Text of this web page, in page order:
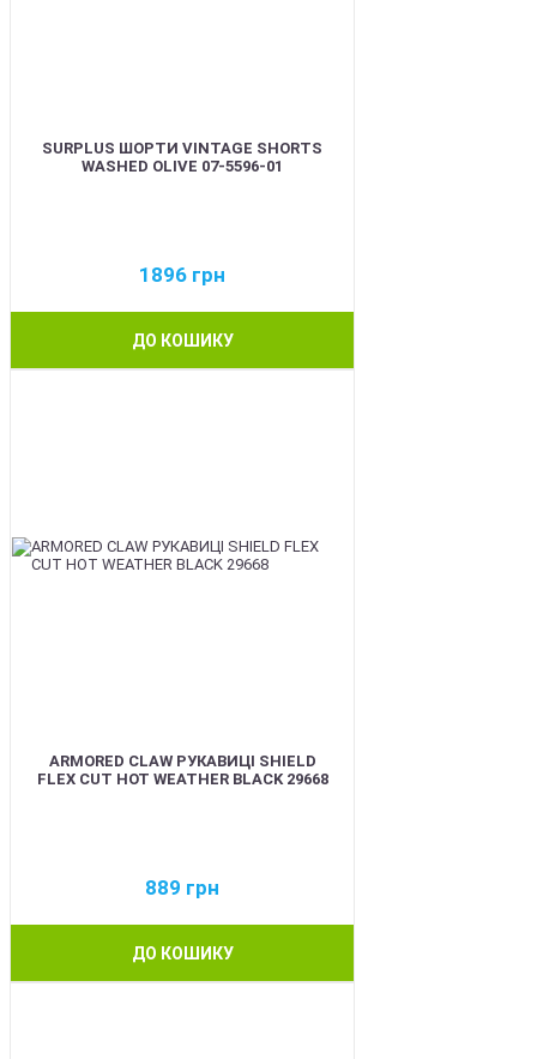
SURPLUS ШОРТИ VINTAGE SHORTS
WASHED OLIVE 07-5596-01
1896 грн
ДО КОШИКУ
ARMORED CLAW РУКАВИЦІ SHIELD
FLEX CUT HOT WEATHER BLACK 29668
889 грн
ДО КОШИКУ